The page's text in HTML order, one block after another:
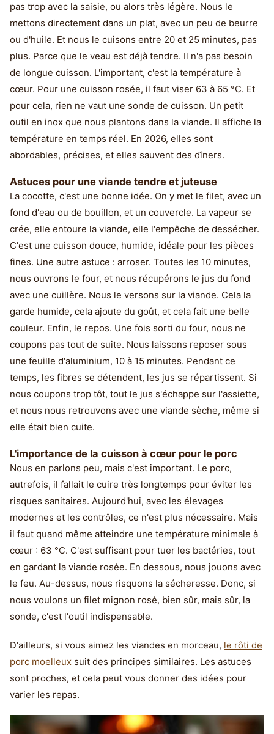
pas trop avec la saisie, ou alors très légère. Nous le
mettons directement dans un plat, avec un peu de beurre
ou d'huile. Et nous le cuisons entre 20 et 25 minutes, pas
plus. Parce que le veau est déjà tendre. Il n'a pas besoin
de longue cuisson. L'important, c'est la température à
cœur. Pour une cuisson rosée, il faut viser 63 à 65 °C. Et
pour cela, rien ne vaut une sonde de cuisson. Un petit
outil en inox que nous plantons dans la viande. Il affiche la
température en temps réel. En 2026, elles sont
abordables, précises, et elles sauvent des dîners.
Astuces pour une viande tendre et juteuse
La cocotte, c'est une bonne idée. On y met le filet, avec un
fond d'eau ou de bouillon, et un couvercle. La vapeur se
crée, elle entoure la viande, elle l'empêche de dessécher.
C'est une cuisson douce, humide, idéale pour les pièces
fines. Une autre astuce : arroser. Toutes les 10 minutes,
nous ouvrons le four, et nous récupérons le jus du fond
avec une cuillère. Nous le versons sur la viande. Cela la
garde humide, cela ajoute du goût, et cela fait une belle
couleur. Enfin, le repos. Une fois sorti du four, nous ne
coupons pas tout de suite. Nous laissons reposer sous
une feuille d'aluminium, 10 à 15 minutes. Pendant ce
temps, les fibres se détendent, les jus se répartissent. Si
nous coupons trop tôt, tout le jus s'échappe sur l'assiette,
et nous nous retrouvons avec une viande sèche, même si
elle était bien cuite.
L'importance de la cuisson à cœur pour le porc
Nous en parlons peu, mais c'est important. Le porc,
autrefois, il fallait le cuire très longtemps pour éviter les
risques sanitaires. Aujourd'hui, avec les élevages
modernes et les contrôles, ce n'est plus nécessaire. Mais
il faut quand même atteindre une température minimale à
cœur : 63 °C. C'est suffisant pour tuer les bactéries, tout
en gardant la viande rosée. En dessous, nous jouons avec
le feu. Au-dessus, nous risquons la sécheresse. Donc, si
nous voulons un filet mignon rosé, bien sûr, mais sûr, la
sonde, c'est l'outil indispensable.
D'ailleurs, si vous aimez les viandes en morceau, le rôti de
porc moelleux suit des principes similaires. Les astuces
sont proches, et cela peut vous donner des idées pour
varier les repas.